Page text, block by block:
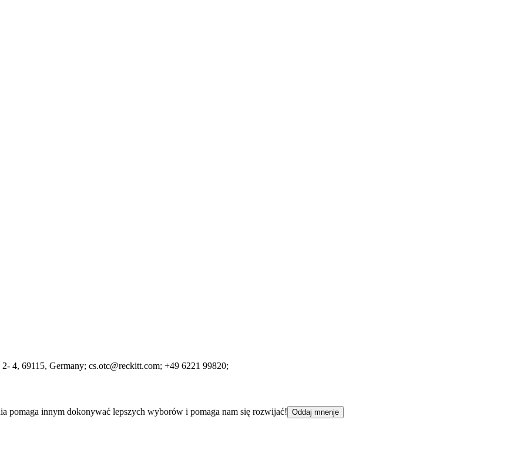
2- 4, 69115, Germany; cs.otc@reckitt.com; +49 6221 99820;
pomaga innym dokonywać lepszych wyborów i pomaga nam się rozwijać! Oddaj mnenje